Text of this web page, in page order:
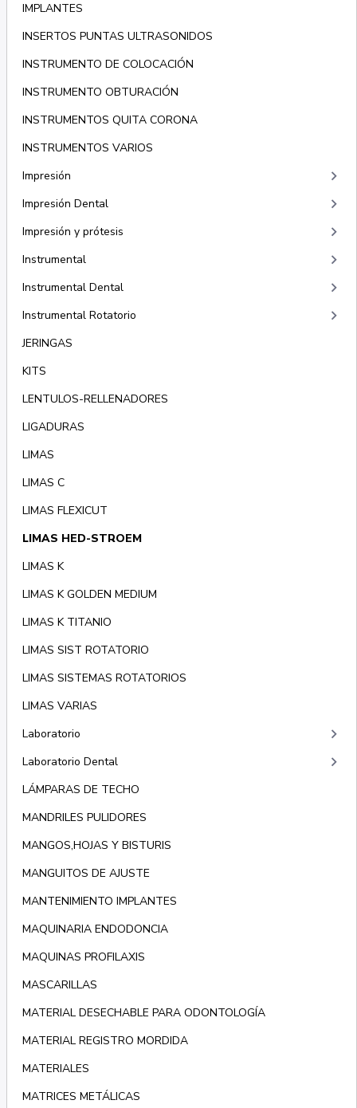
IMPLANTES
INSERTOS PUNTAS ULTRASONIDOS
INSTRUMENTO DE COLOCACIÓN
INSTRUMENTO OBTURACIÓN
INSTRUMENTOS QUITA CORONA
INSTRUMENTOS VARIOS
Impresión
keyboard_arrow_right
Impresión Dental keyboard_arrow_right
Impresión y prótesis keyboard_arrow_right
Instrumental keyboard_arrow_right
Instrumental Dental keyboard_arrow_right
Instrumental Rotatorio keyboard_arrow_right
JERINGAS
KITS
LENTULOS-RELLENADORES
LIGADURAS
LIMAS
LIMAS C
LIMAS FLEXICUT
LIMAS HED-STROEM
LIMAS K
LIMAS K GOLDEN MEDIUM
LIMAS K TITANIO
LIMAS SIST ROTATORIO
LIMAS SISTEMAS ROTATORIOS
LIMAS VARIAS
Laboratorio
keyboard_arrow_right
Laboratorio Dental keyboard_arrow_right
LÁMPARAS DE TECHO
MANDRILES PULIDORES
MANGOS,HOJAS Y BISTURIS
MANGUITOS DE AJUSTE
MANTENIMIENTO IMPLANTES
MAQUINARIA ENDODONCIA
MAQUINAS PROFILAXIS
MASCARILLAS
MATERIAL DESECHABLE PARA ODONTOLOGÍA
MATERIAL REGISTRO MORDIDA
MATERIALES
MATRICES METÁLICAS